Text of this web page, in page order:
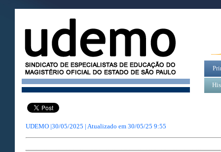
UDEMO |30/05/2025 | Atualizado em 30/05/25 9:55